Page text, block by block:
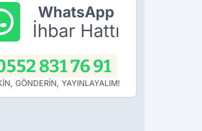
WhatsApp
İhbar Hattı
831 76 91
GÖNDERİN, YAYINLAYALIM!